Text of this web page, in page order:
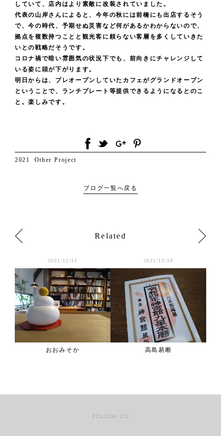
していて、店内はより素敵に改装されていました。
代表の山岸さんによると、今年の秋には前橋にも出店するそう
で、今の時代、予期せぬ災害など何があるかわからないので、
拠点を複数持つことと観光客に頼らない客層を多くしていきた
いとの戦略だそうです。
コロナ禍で暗い雰囲気の状況下でも、前向きにチャレンジして
いる姿に頭が下がります。
明日からは、プレオープンしていたカフェがグランドオープン
ということで、ランチプレート等提供できるようになるとのこ
と。楽しみです。
2021 Other Project
ブログ一覧へ戻る
Related
2021/12/31
おおみそか
2021/12/30
高島易断
FOLLOW US